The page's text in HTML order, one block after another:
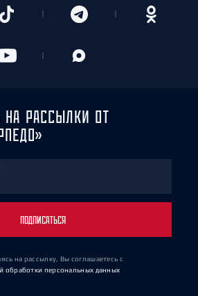
РАССЫЛКИ ОТ
ПОДПИСАТЬСЯ
на рассылку, Вы соглашаетесь с
обработки персональных данных